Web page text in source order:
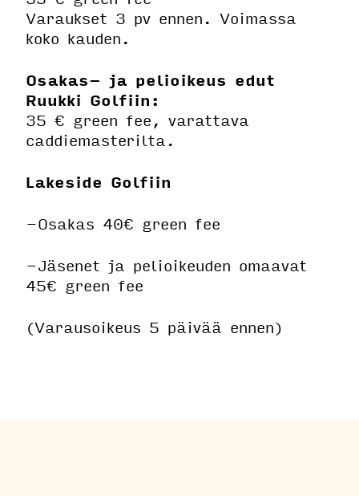
Varaukset 3 pv ennen. Voimassa
koko kauden.
Osakas- ja pelioikeus edut
Ruukki Golfiin:
35 € green fee, varattava
caddiemasterilta.
Lakeside Golfiin
-Osakas 40€ green fee
-Jäsenet ja pelioikeuden omaavat
45€ green fee
(Varausoikeus 5 päivää ennen)